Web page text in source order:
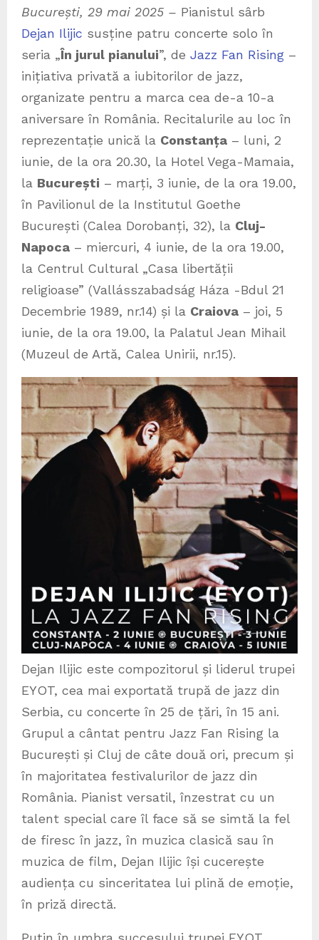
București, 29 mai 2025 – Pianistul sârb
Dejan Ilijic susține patru concerte solo în
seria „În jurul pianului”, de Jazz Fan Rising –
inițiativa privată a iubitorilor de jazz,
organizate pentru a marca cea de-a 10-a
aniversare în România. Recitalurile au loc în
reprezentație unică la Constanța – luni, 2
iunie, de la ora 20.30, la Hotel Vega-Mamaia,
la București – marți, 3 iunie, de la ora 19.00,
în Pavilionul de la Institutul Goethe
București (Calea Dorobanți, 32), la Cluj-
Napoca – miercuri, 4 iunie, de la ora 19.00,
la Centrul Cultural „Casa libertății
religioase” (Vallásszabadság Háza -Bdul 21
Decembrie 1989, nr.14) și la Craiova – joi, 5
iunie, de la ora 19.00, la Palatul Jean Mihail
(Muzeul de Artă, Calea Unirii, nr.15).
Dejan Ilijic este compozitorul și liderul trupei
EYOT, cea mai exportată trupă de jazz din
Serbia, cu concerte în 25 de țări, în 15 ani.
Grupul a cântat pentru Jazz Fan Rising la
București și Cluj de câte două ori, precum și
în majoritatea festivalurilor de jazz din
România. Pianist versatil, înzestrat cu un
talent special care îl face să se simtă la fel
de firesc în jazz, în muzica clasică sau în
muzica de film, Dejan Ilijic își cucerește
audiența cu sinceritatea lui plină de emoție,
în priză directă.